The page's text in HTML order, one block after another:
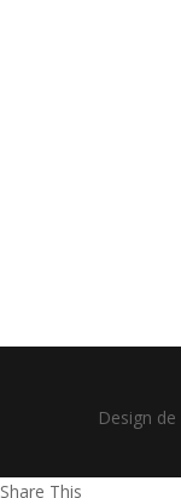
Design de
Share This